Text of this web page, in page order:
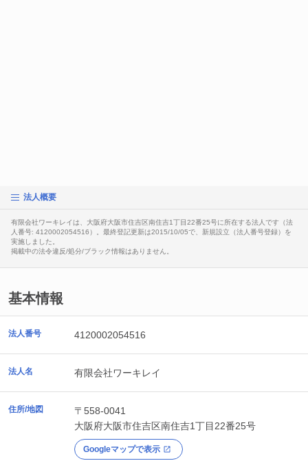
法人概要
有限会社ワーキレイは、大阪府大阪市住吉区南住吉1丁目22番25号に所在する法人です（法
人番号: 4120002054516）。最終登記更新は2015/10/05で、新規設立（法人番号登録）を
実施しました。
掲載中の法令違反/処分/ブラック情報はありません。
基本情報
法人番号 4120002054516
法人名 有限会社ワーキレイ
住所/地図
〒558-0041
大阪府大阪市住吉区南住吉1丁目22番25号
Googleマップで表示